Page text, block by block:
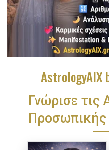
AstrologyAIX
Γνώρισε τις